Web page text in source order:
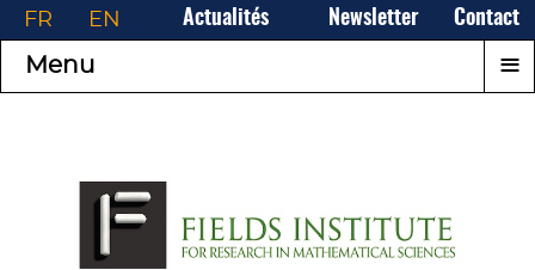
Actualités Newsletter Contact
FR EN
Menu ≡